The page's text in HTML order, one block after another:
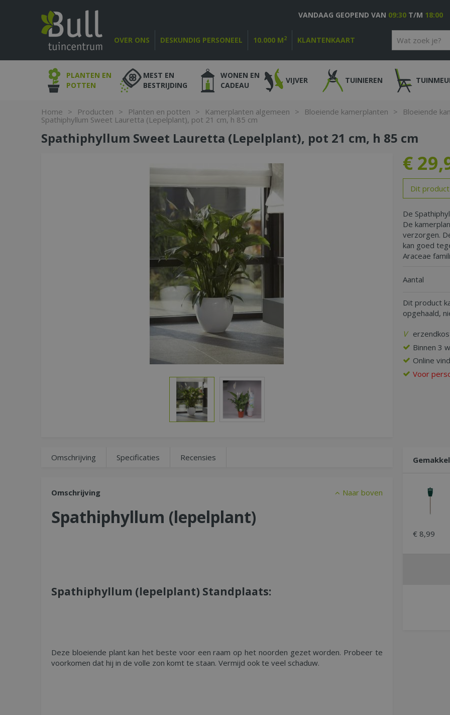
Home > Producten > Planten en potten > Kamerplanten algemeen > Bloeiende kamerplanten > Bloeiende
Spathiphyllum Sweet Lauretta (Lepelplant), pot 21 cm, h 85 cm
OVER ONS DESKUNDIG PERSONEEL 10.000 M2 KLANTENKAART
VANDAAG GEOPEND VAN 09:30 T/M 18:00
PLANTEN EN
POTTEN
MEST EN
BESTRIJDING
WONEN EN
CADEAU
VIJVER TUINIEREN
Spathiphyllum Sweet Lauretta (Lepelplant), pot 21 cm, h 85 cm
€ 29,
Dit
De
De
verzorgen.
kan goed
Araceae
Aantal
Dit product
opgehaald,
V
Binnen 3
Online
Voor
Omschrijving Specificaties Recensies
Omschrijving Naar boven
Spathiphyllum (lepelplant)
Spathiphyllum (lepelplant) Standplaats:
Deze bloeiende plant kan het beste voor een raam op het noorden gezet worden. Probeer te
voorkomen dat hij in de volle zon komt te staan. Vermijd ook te veel schaduw.
€ 8,99